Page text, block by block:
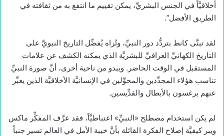
أخلاقيَّاً في الجنس البشريِّ، يمكن تقييم ما انتفع به من ثقافته في
الطريق الأفضل”.
لقد تبنَّى كانط بتردُّد دور النبيِّ، وتُراه يُفضِّل التاريخ النبويَّ على
التاريخ الكهانيِّ العرافيِّ للبشريَّة الذي يمكنه الكشف عن علامات
المستقبل في الوقت الحاضر. ويبدو من ناحية أخرى، أنَّ صورة النبيِّ
تناسب هؤلاء المجدِّدين والمحوِّلين في الإنسانيَّة الأخلاقيَّة الذين يعبِّر
عنهم برغسون بالأبطال والقدِّيسين.
لم يكن استخدام مصطلح «النبيِّ» اعتباطيَّاً، فقد عرَّف المفكِّر ماكس
ويبر كيفيَّة إصلاح الفكرة القائلة بأنَّ خيبة الأمل في العالم تسير جنباً